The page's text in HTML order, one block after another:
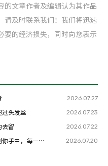
的文章作者及编辑认为其作品
请及时联系我们！我们将迅速
要的经济损失，同时向您表示
2026.07.27
过头发丝 2026.07.23
去留 2026.07.22
每一步都是考验 2026.07.20